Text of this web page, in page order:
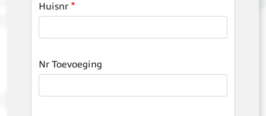
Huisnr
Nr Toevoeging